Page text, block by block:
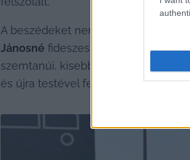
A beszédeket nem volt egyszerű
Jánosné fideszes képviselők
szemtanúi, kisebb játék alakult ki
és újra testével fedi a súlyos